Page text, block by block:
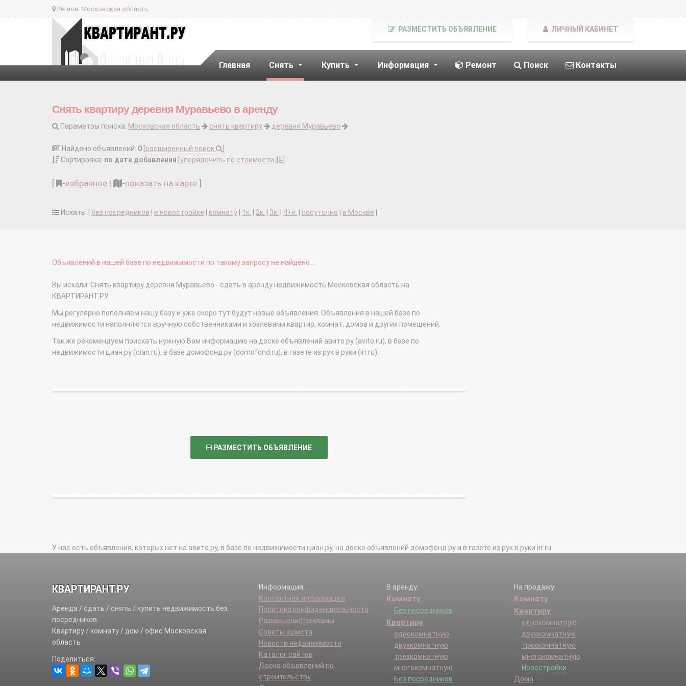
Регион: Московская область
Главная Снять Купить Информация Ремонт Поиск Контакты
РАЗМЕСТИТЬ ОБЪЯВЛЕНИЕ ЛИЧНЫЙ КАБИНЕТ
Снять квартиру деревня Муравьево в аренду
Параметры поиска: Московская область снять квартиру деревня Муравьево
Найдено объявлений: 0 расширенный поиск
Сортировка: по дате добавления упорядочить по стоимости
-избранное | -показать на карте
Искать: | без посредников в новостройке комнату 1к. 2к. 3к. 4+к. посуточно в Москве
Объявлений в нашей базе по недвижимости по такому запросу не найдено...
Вы искали: Снять квартиру деревня Муравьево - сдать в аренду недвижимость Московская область на
КВАРТИРАНТ.РУ
Мы регулярно пополняем нашу базу и уже скоро тут будут новые объявления. Объявления в нашей базе по
недвижимости наполняются вручную собственниками и хозяевами квартир, комнат, домов и других помещений.
Так же рекомендуем поискать нужную Вам информацию на доске объявлений авито.ру (avito.ru), в базе по
недвижимости циан.ру (cian.ru), в базе домофонд.ру (domofond.ru), в газете из рук в руки (irr.ru).
РАЗМЕСТИТЬ ОБЪЯВЛЕНИЕ
У нас есть объявления, которых нет на авито.ру, в базе по недвижимости циан.ру, на доске объявлений домофонд.ру и в газете из рук в руки irr.ru
КВАРТИРАНТ.РУ
Аренда / сдать / снять / купить недвижимость без
посредников.
Квартиру / комнату / дом / офис Московская
область
Поделиться:
Информация:
Контактная информация
Политика конфиденциальности
Размещение рекламы
Советы юриста
Новости недвижимости
Каталог сайтов
Доска объявлений по
строительству
В аренду:
Комнату
Без посредников
Квартиру
однокомнатную
двухкомнатную
трехкомнатную
многокомнатную
Без посредников
На продажу:
Комнату
Квартиру
однокомнатную
двухкомнатную
трехкомнатную
многокомнатную
Новостройки
Дома